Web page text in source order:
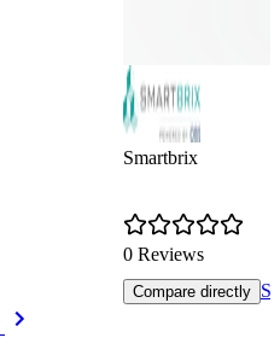
Smartbrix
0 Reviews
Compare directly